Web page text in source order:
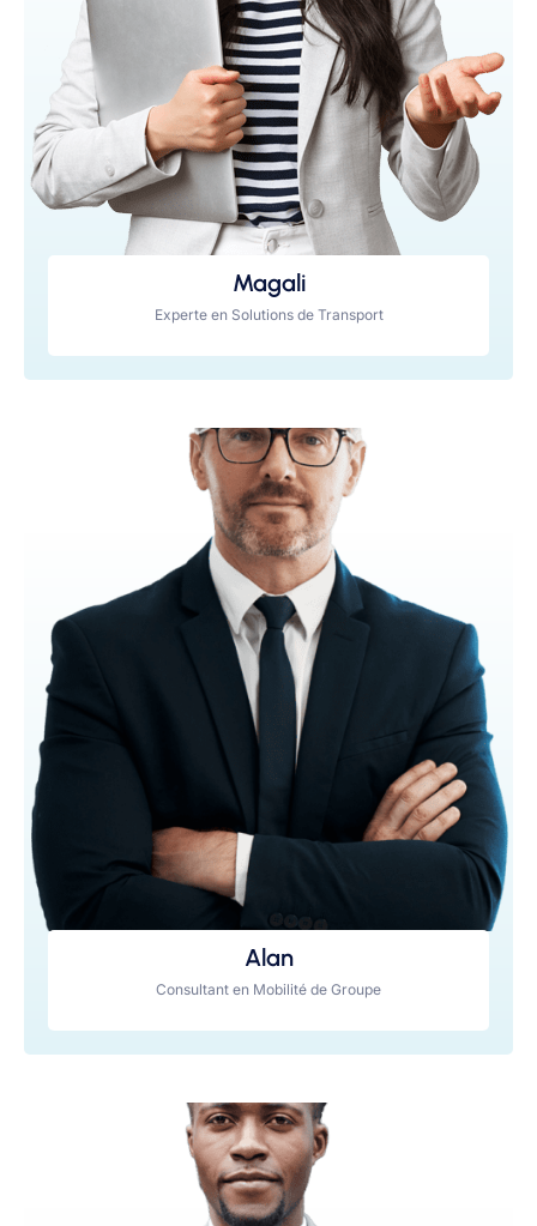
Magali
Experte en Solutions de Transport
Alan
Consultant en Mobilité de Groupe